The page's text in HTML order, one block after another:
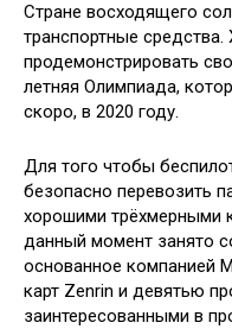
Стране восходящего
транспортные
продемонстрировать
летняя Олимпиада,
скоро, в 2020 году.
Для того чтобы
безопасно перевозить
хорошими трёхмерными
данный момент занято
основанное компанией
карт Zenrin и девятью
заинтересованными в